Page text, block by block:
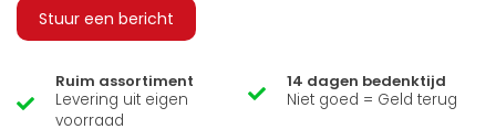
Stuur een bericht
Ruim assortiment
Levering uit eigen
voorraad
14 dagen bedenktijd
Niet goed = Geld terug